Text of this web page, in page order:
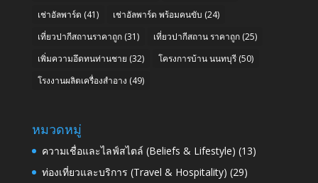
เช่าอัลพาร์ด (41) เช่าอัลพาร์ด พร้อมคนขับ (24)
เที่ยวปากีสถานราคาถูก(31) เที่ยวปากีสถาน ราคาถูก(25)
เพิ่มความอึดทนท่านชาย (32) โครงการบ้าน นนทบุรี(50)
โรงงานผลิตเครื่องสำอาง (49)
หมวดหมู่
ความเชื่อและไลฟ์สไตล์ (Beliefs & Lifestyle) (13)
ท่องเที่ยวและบริการ (Travel & Hospitality) (29)